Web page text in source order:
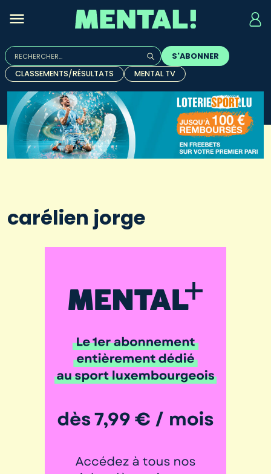
Rechercher :
Quand les résultats de l'auto-complétion sont
S'ABONNER
CLASSEMENTS/RÉSULTATS
MENTAL TV
carélien jorge